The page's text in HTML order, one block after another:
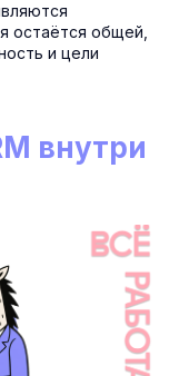
остаётся общей,
и цели
внутри